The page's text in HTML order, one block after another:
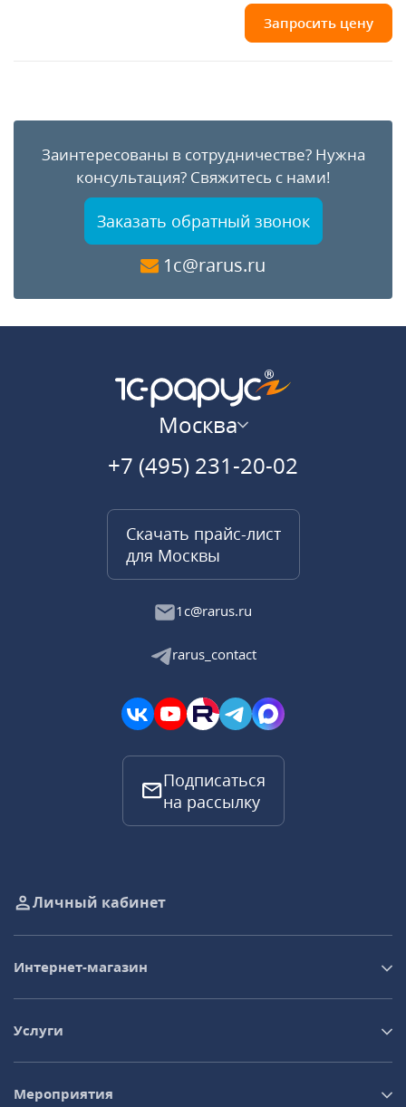
Запросить цену
Заинтересованы в сотрудничестве?Нужна
консультация? Свяжитесь с нами!
Заказать обратный звонок
1c@rarus.ru
Москва
+7 (495) 231-20-02
Скачать прайс-лист
для Москвы
1c@rarus.ru
rarus_contact
Подписаться
на рассылку
Личный кабинет
Интернет-магазин
Услуги
Мероприятия